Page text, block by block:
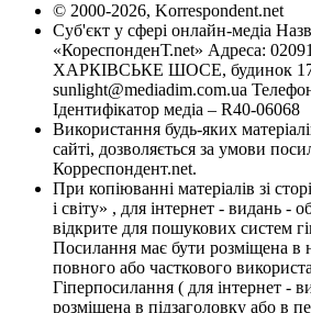
© 2000-2026, Korrespondent.net
Суб'єкт у сфері онлайн-медіа
«КореспонденТ.net» Адреса:
ХАРКІВСЬКЕ ШОСЕ, будинок
sunlight@mediadim.com.ua
Ідентифікатор медіа – R40-06068
Використання будь-яких
сайті, дозволяється за умови
Корреспондент.net.
При копіюванні матеріалів зі
і світу» , для інтернет - видань -
відкрите для пошукових систем
Посилання має бути розміщена в
повного або часткового
Гіперпосилання ( для інтернет -
розміщена в підзаголовку або в